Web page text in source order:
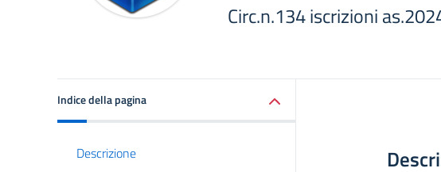
Circ.n.134 iscrizioni
Indice della pagina
Descrizione